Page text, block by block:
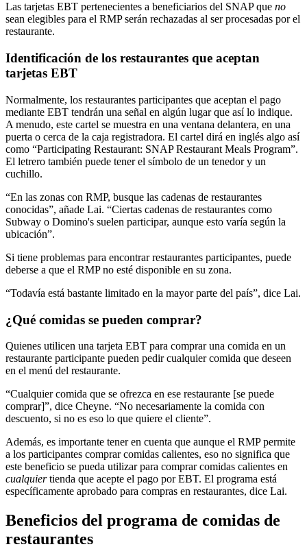
Las tarjetas EBT pertenecientes a beneficiarios del SNAP que no
sean elegibles para el RMP serán rechazadas al ser procesadas por el
restaurante.
Identificación de los restaurantes que aceptan
tarjetas EBT
Normalmente, los restaurantes participantes que aceptan el pago
mediante EBT tendrán una señal en algún lugar que así lo indique.
A menudo, este cartel se muestra en una ventana delantera, en una
puerta o cerca de la caja registradora. El cartel dirá en inglés algo así
como “Participating Restaurant: SNAP Restaurant Meals Program”.
El letrero también puede tener el símbolo de un tenedor y un
cuchillo.
“En las zonas con RMP, busque las cadenas de restaurantes
conocidas”, añade Lai. “Ciertas cadenas de restaurantes como
Subway o Domino's suelen participar, aunque esto varía según la
ubicación”.
Si tiene problemas para encontrar restaurantes participantes, puede
deberse a que el RMP no esté disponible en su zona.
“Todavía está bastante limitado en la mayor parte del país”, dice Lai.
¿Qué comidas se pueden comprar?
Quienes utilicen una tarjeta EBT para comprar una comida en un
restaurante participante pueden pedir cualquier comida que deseen
en el menú del restaurante.
“Cualquier comida que se ofrezca en ese restaurante [se puede
comprar]”, dice Cheyne. “No necesariamente la comida con
descuento, si no es eso lo que quiere el cliente”.
Además, es importante tener en cuenta que aunque el RMP permite
a los participantes comprar comidas calientes, eso no significa que
este beneficio se pueda utilizar para comprar comidas calientes en
cualquiertienda que acepte el pago por EBT. El programa está
específicamente aprobado para compras en restaurantes, dice Lai.
Beneficios del programa de comidas de
restaurantes